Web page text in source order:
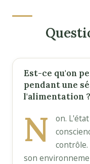
Est-ce qu'on
pendant une
l'alimentation ?
N
on.
son